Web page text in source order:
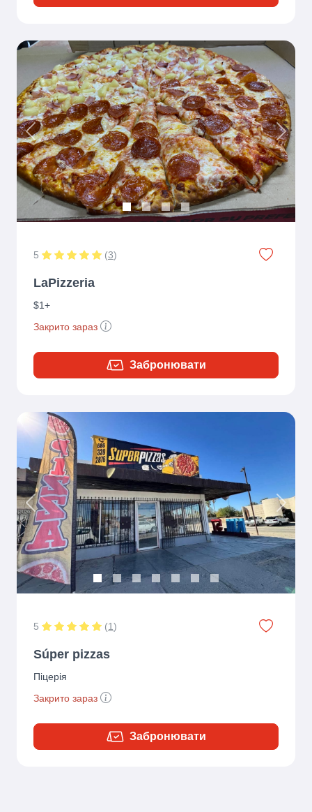
Previous Next
5 (3)
LaPizzeria
$1+
Закрито зараз
Забронювати
Previous Next
5 (1)
Súper pizzas
Піцерія
Закрито зараз
Забронювати